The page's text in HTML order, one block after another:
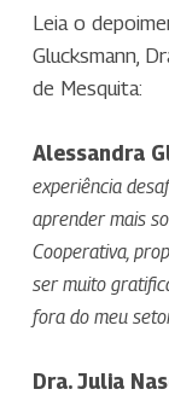
Leia o
Glucksmann,
de Mesquita:
Alessandra
experiência
aprender mais
Cooperativa,
ser muito
fora do meu
Dra. Julia